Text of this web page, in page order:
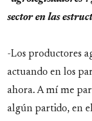
sector en las
-Los productores
actuando en los
ahora. A mí me
algún partido, en el